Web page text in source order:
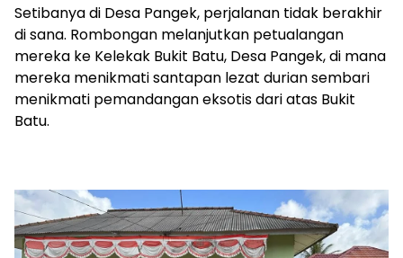
Setibanya di Desa Pangek, perjalanan tidak berakhir
di sana. Rombongan melanjutkan petualangan
mereka ke Kelekak Bukit Batu, Desa Pangek, di mana
mereka menikmati santapan lezat durian sembari
menikmati pemandangan eksotis dari atas Bukit
Batu.